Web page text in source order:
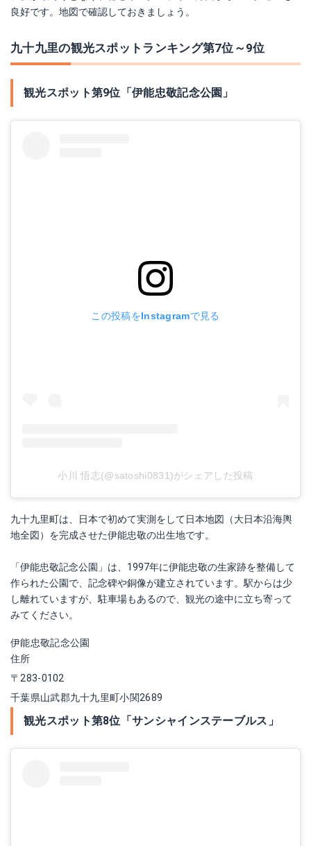
良好です。地図で確認しておきましょう。
九十九里の観光スポットランキング第7位～9位
観光スポット第9位「伊能忠敬記念公園」
この投稿をInstagramで見る
小川 悟志(@satoshi0831)がシェアした投稿
九十九里町は、日本で初めて実測をして日本地図（大日本沿海輿
地全図）を完成させた伊能忠敬の出生地です。
「伊能忠敬記念公園」は、1997年に伊能忠敬の生家跡を整備して
作られた公園で、記念碑や銅像が建立されています。駅からは少
し離れていますが、駐車場もあるので、観光の途中に立ち寄って
みてください。
伊能忠敬記念公園
住所
〒283-0102
千葉県山武郡九十九里町小関2689
観光スポット第8位「サンシャインステーブルス」